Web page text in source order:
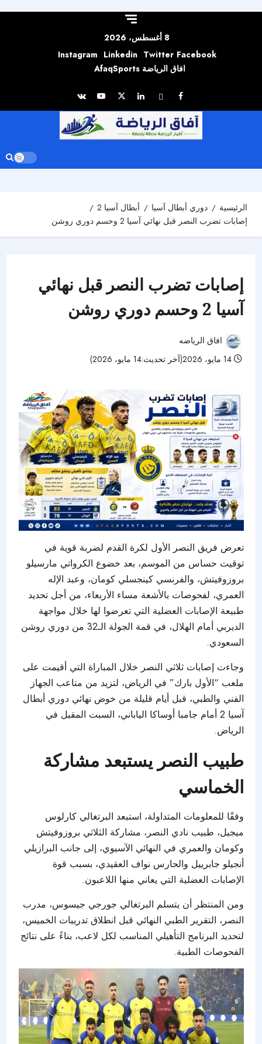
8 أغسطس، 2026
Facebook
Twitter
Linkedin
Instagram
افاق الرياضة AfaqSports
الرئيسية دوري أبطال آسيا
أبطال آسيا 2
إصابات تضرب النصر قبل نهائي آسيا 2 وحسم دوري روشن
إصابات تضرب النصر قبل نهائي
آسيا 2 وحسم دوري روشن
افاق الرياضه
14 مايو، 2026(آخر تحديث:14 مايو، 2026)
تعرض فريق النصر الأول لكرة القدم لضربة قوية في
توقيت حساس من الموسم، بعد خضوع الكرواتي مارسيلو
بروزوفيتش، والفرنسي كينجسلي كومان، وعبد الإله
العمري، لفحوصات بالأشعة مساء الأربعاء، من أجل تحديد
طبيعة الإصابات العضلية التي تعرضوا لها خلال مواجهة
الديربي أمام الهلال، في قمة الجولة الـ32 من
دوري روشن
السعودي.
وجاءت إصابات ثلاثي النصر خلال المباراة التي أقيمت على
ملعب “الأول بارك” في الرياض، لتزيد من متاعب الجهاز
الفني والطبي، قبل أيام قليلة من خوض نهائي دوري أبطال
آسيا 2 أمام جامبا أوساكا الياباني، السبت المقبل في
الرياض.
طبيب النصر يستبعد مشاركة
الخماسي
وفقًا للمعلومات المتداولة، استبعد البرتغالي كارلوس
ميجيل، طبيب نادي النصر، مشاركة الثلاثي بروزوفيتش
وكومان والعمري في النهائي الآسيوي، إلى جانب البرازيلي
أنجيلو جابرييل والحارس نواف العقيدي، بسبب قوة
الإصابات العضلية التي يعاني منها اللاعبون.
ومن المنتظر أن يتسلم البرتغالي جورجي جيسوس، مدرب
النصر، التقرير الطبي النهائي قبل انطلاق تدريبات الخميس،
لتحديد البرنامج التأهيلي المناسب لكل لاعب، بناءً على نتائج
الفحوصات الطبية.